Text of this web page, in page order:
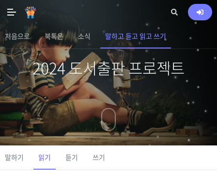
처음으로 북톡은 소식 말하고 듣고 읽고 쓰기
2024 도서출판 프로젝트
말하기 읽기 듣기 쓰기